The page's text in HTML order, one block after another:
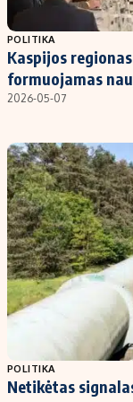
Populiarios
Investavimas
Akcijų rinka
Kriptovaliutos
Infliacija
Migracija
Redakcija
Apie mus
Redakcijos politika
Privatumo politika
Turinio žymėjimo
POLITIKA
Kaspijos
formuojamas
2026-05-07
POLITIKA
Netikėtas